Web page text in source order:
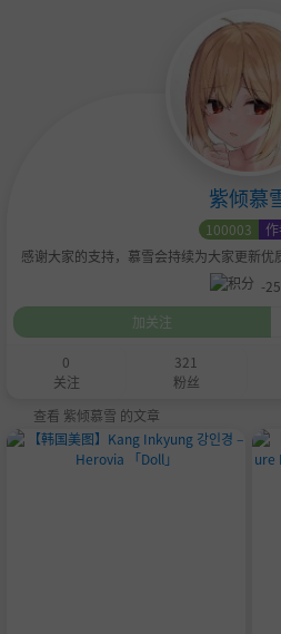
紫倾慕
100003
感谢大家的支持，慕雪会持续为大家更新
-
加关注
0
关注
321
粉丝
查看 紫倾慕雪 的文章